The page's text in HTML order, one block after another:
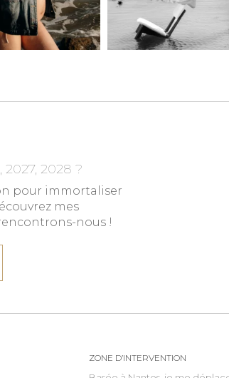
2027, 2028 ?
pour immortaliser
mes
nous !
ZONE D’INTERVENTION